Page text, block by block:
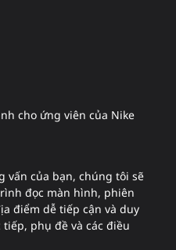
cho ứng viên của Nike
vấn của bạn, chúng tôi sẽ
đọc màn hình, phiên
điểm dễ tiếp cận và duy
phụ đề và các điều